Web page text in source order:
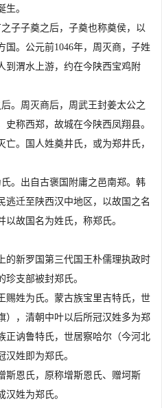
生。
子子奠之后，子奠也称奠侯，以
国。公元前1046年，周灭商，子姓
到渭水上游，约在今陕西宝鸡附
。周灭商后，周武王封姜太公之
称西郑，故城在今陕西凤翔县。
。国人姓奠井氏，或为郑井氏，
。出自古褒国附庸之邑南郑。韩
逃迁至陕西汉中地区，以故国之名
故国名为姓氏，称郑氏。
新罗国第三代国王朴儒理执政时
支部被封郑氏。
姓为氏。蒙古族宝里吉特氏，世
），清朝中叶以后所冠汉姓多为郑
正讷鲁特氏，世居察哈尔（今河北
姓即为郑氏。
恩氏，原称增斯恩氏、赠坷斯
汉姓为郑氏。